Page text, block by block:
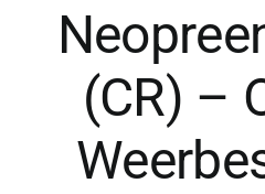
Rubber Shop
Flenspakkingen
Offerte op maat
(CR) –